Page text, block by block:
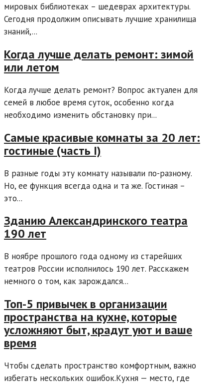
мировых библиотеках – шедеврах архитектуры.
Сегодня продолжим описывать лучшие хранилища
знаний,...
Когда лучше делать ремонт: зимой
или летом
Когда лучше делать ремонт? Вопрос актуален для
семей в любое время суток, особенно когда
необходимо изменить обстановку при...
Самые красивые комнаты за 20 лет:
гостиные (часть I)
В разные годы эту комнату называли по-разному.
Но, ее функция всегда одна и та же. Гостиная –
это...
Зданию Александринского театра
190 лет
В ноябре прошлого года одному из старейших
театров России исполнилось 190 лет. Расскажем
немного о том, как зарождался...
Топ-5 привычек в организации
пространства на кухне, которые
усложняют быт, крадут уют и ваше
время
Чтобы сделать пространство комфортным, важно
избегать нескольких ошибок.Кухня — место, где